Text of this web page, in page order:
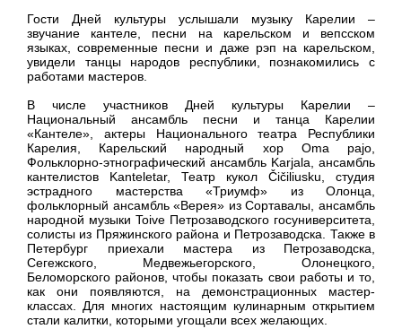
Гости Дней культуры услышали музыку Карелии –
звучание кантеле, песни на карельском и вепсском
языках, современные песни и даже рэп на карельском,
увидели танцы народов республики, познакомились с
работами мастеров.
В числе участников Дней культуры Карелии –
Национальный ансамбль песни и танца Карелии
«Кантеле», актеры Национального театра Республики
Карелия, Карельский народный хор Oma pajo,
Фольклорно-этнографический ансамбль Karjala, ансамбль
кантелистов Kanteletar, Театр кукол Čičiliusku, студия
эстрадного мастерства «Триумф» из Олонца,
фольклорный ансамбль «Верея» из Сортавалы, ансамбль
народной музыки Toive Петрозаводского госуниверситета,
солисты из Пряжинского района и Петрозаводска. Также в
Петербург приехали мастера из Петрозаводска,
Сегежского, Медвежьегорского, Олонецкого,
Беломорского районов, чтобы показать свои работы и то,
как они появляются, на демонстрационных мастер-
классах. Для многих настоящим кулинарным открытием
стали калитки, которыми угощали всех желающих.